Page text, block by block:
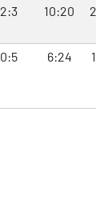
2:3 10:20
0:5 6:24